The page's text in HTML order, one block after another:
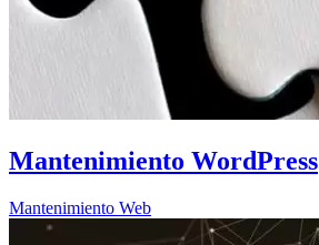
Mantenimiento WordPress
Mantenimiento Web